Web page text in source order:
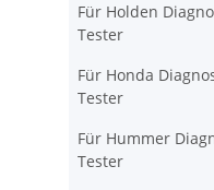
Für Holden
Tester
Für Honda
Tester
Für Hummer
Tester